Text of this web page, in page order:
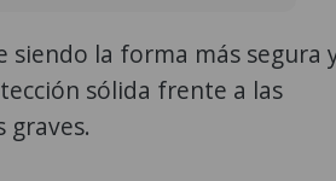
siendo la forma más segura
sólida frente a las
graves.